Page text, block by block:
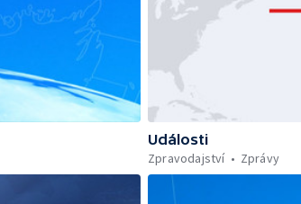
Události
Zpravodajství
Zprávy